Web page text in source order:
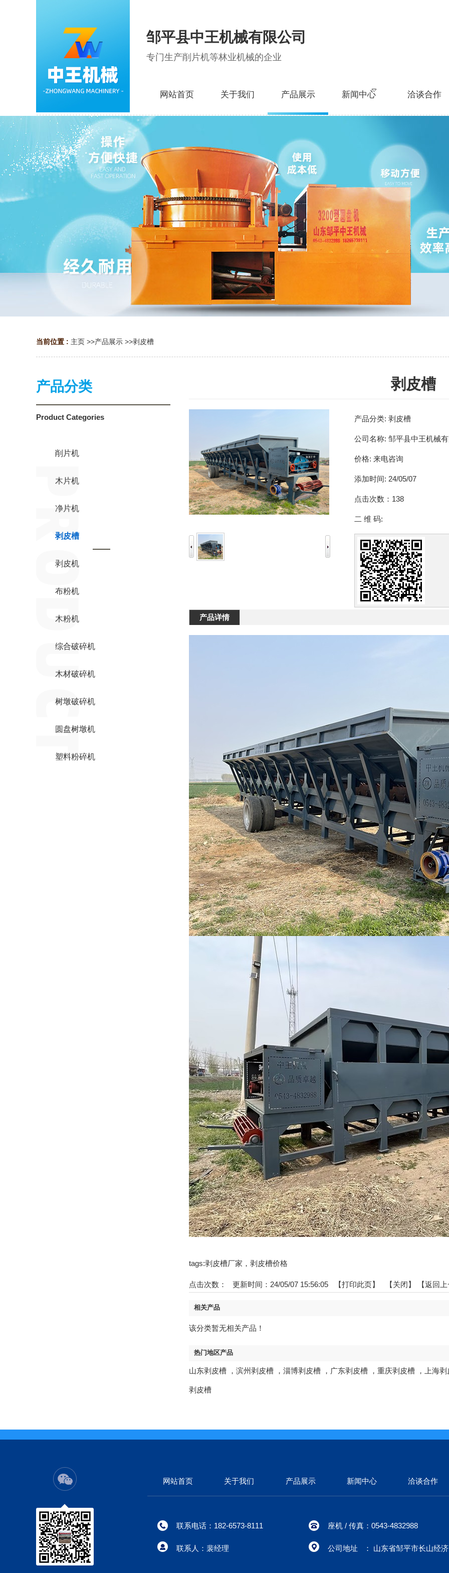
邹平县中王机械有限公司
专门生产削片机等林业机械的企业
网站首页 关于我们 产品展示 新闻中心 洽谈合作
当前位置 : 主页 >>产品展示 >>剥皮槽
产品分类
Product Categories
削片机
木片机
净片机
剥皮槽
剥皮机
布粉机
木粉机
综合破碎机
木材破碎机
树墩破碎机
圆盘树墩机
塑料粉碎机
剥皮槽
产品分类: 剥皮槽
公司名称: 邹平县中王机械
价格: 来电咨询
添加时间: 24/05/07
点击次数： 138
二 维 码:
产品详情
tags:剥皮槽厂家，剥皮槽价格
点击次数： 更新时间：24/05/07 15:56:05 【打印此页】 【关闭】 【返回
相关产品
该分类暂无相关产品！
热门地区产品
山东剥皮槽 ， 滨州剥皮槽 ， 淄博剥皮槽 ， 广东剥皮槽 ， 重庆剥皮槽 ， 上海
剥皮槽
网站首页 关于我们 产品展示 新闻中心 洽谈合作
联系电话：182-6573-8111
联系人：裴经理
座机 / 传真：0543-4832988
公司地址 ： 山东省邹平市长山经